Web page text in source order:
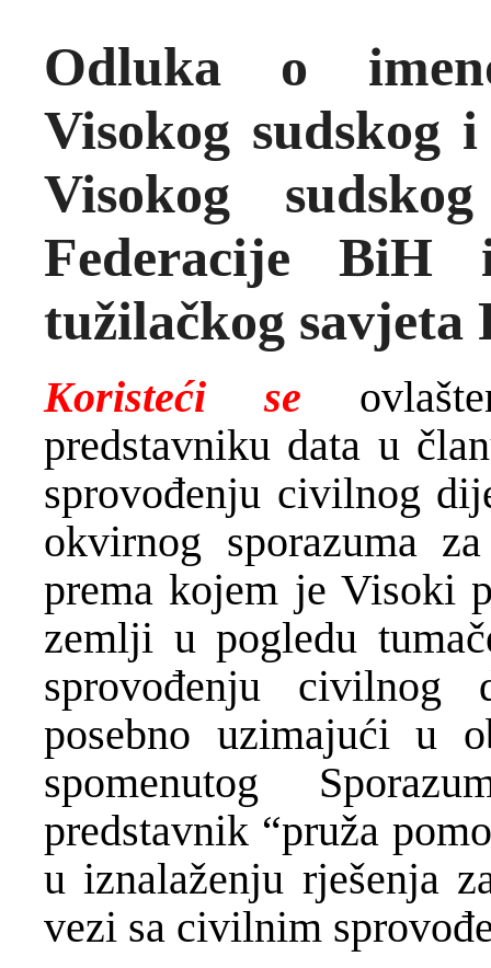
Odluka o
Visokog sudskog
Visokog
Federacije BiH
tužilačkog savjeta
Koristeći se
predstavniku data u
sprovođenju civilnog
okvirnog sporazuma
prema kojem je Visoki
zemlji u pogledu
sprovođenju
posebno uzimajući u
spomenutog
predstavnik “pruža
u iznalaženju rješenja
vezi sa civilnim